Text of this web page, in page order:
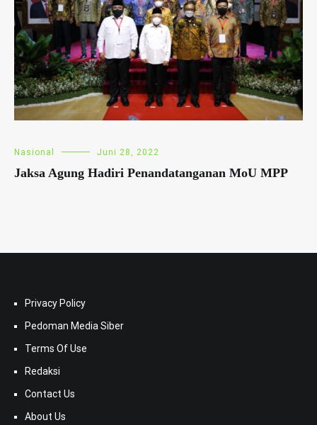
Nasional Juni 28, 2022
Jaksa Agung Hadiri Penandatanganan MoU MPP
Privacy Policy
Pedoman Media Siber
Terms Of Use
Redaksi
Contact Us
About Us